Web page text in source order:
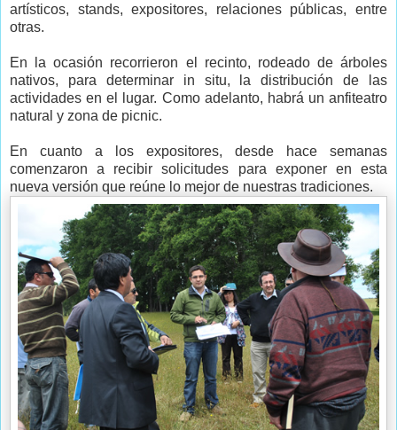
artísticos, stands, expositores, relaciones públicas, entre
otras.
En la ocasión recorrieron el recinto, rodeado de árboles
nativos, para determinar in situ, la distribución de las
actividades en el lugar. Como adelanto, habrá un anfiteatro
natural y zona de picnic.
En cuanto a los expositores, desde hace semanas
comenzaron a recibir solicitudes para exponer en esta
nueva versión que reúne lo mejor de nuestras tradiciones.